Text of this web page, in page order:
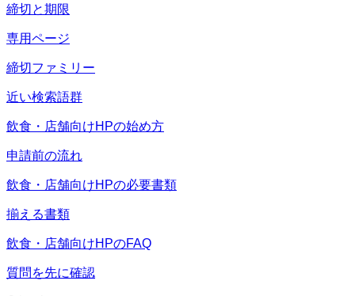
締切と期限
専用ページ
締切ファミリー
近い検索語群
飲食・店舗向けHPの始め方
申請前の流れ
飲食・店舗向けHPの必要書類
揃える書類
飲食・店舗向けHPのFAQ
質問を先に確認